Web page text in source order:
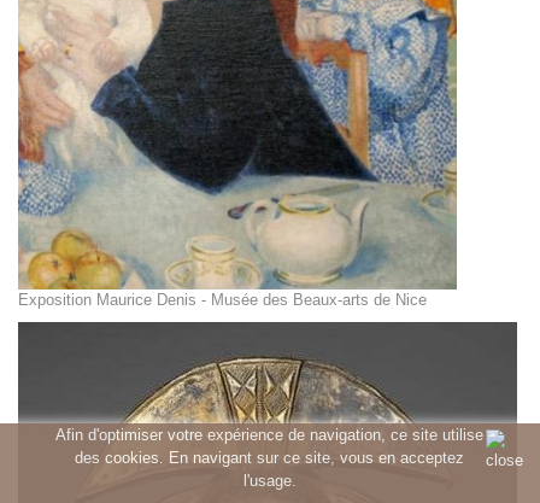
Afin d'optimiser votre expérience de navigation, ce site utilise
des cookies. En navigant sur ce site, vous en acceptez
l'usage.
Exposition Maurice Denis - Musée des Beaux-arts de Nice